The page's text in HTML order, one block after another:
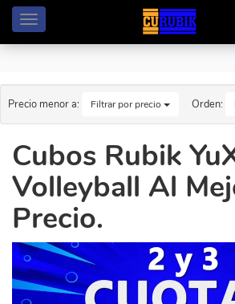
Menú
Precio menor a: Filtrar por precio Orden:
Cubos Rubik
Volleyball Al
Precio.